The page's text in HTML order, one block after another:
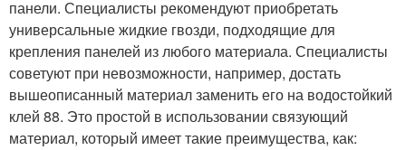
панели. Специалисты рекомендуют приобретать
универсальные жидкие гвозди, подходящие для
крепления панелей из любого материала. Специалисты
советуют при невозможности, например, достать
вышеописанный материал заменить его на водостойкий
клей 88. Это простой в использовании связующий
материал, который имеет такие преимущества, как: